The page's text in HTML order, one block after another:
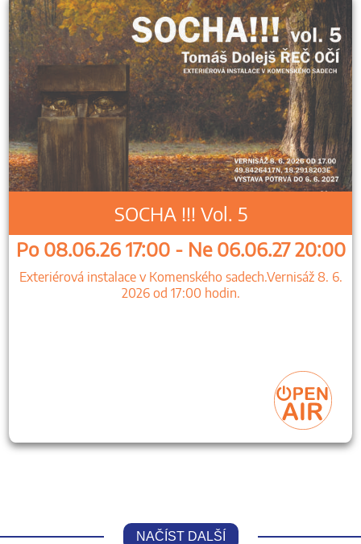
SOCHA !!! Vol. 5
Po 08.06.26 17:00 - Ne 06.06.27 20:00
Exteriérová instalace v Komenského sadech.Vernisáž 8. 6.
2026 od 17:00 hodin.
NAČÍST DALŠÍ